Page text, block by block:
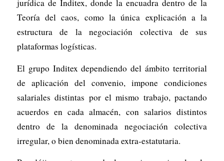
jurídica de Inditex, donde la encuadra dentro de la
Teoría del caos, como la única explicación a la
estructura de la negociación colectiva de sus
plataformas logísticas.
El grupo Inditex dependiendo del ámbito territorial
de aplicación del convenio, impone condiciones
salariales distintas por el mismo trabajo, pactando
acuerdos en cada almacén, con salarios distintos
dentro de la denominada negociación colectiva
irregular, o bien denominada extra-estatutaria.